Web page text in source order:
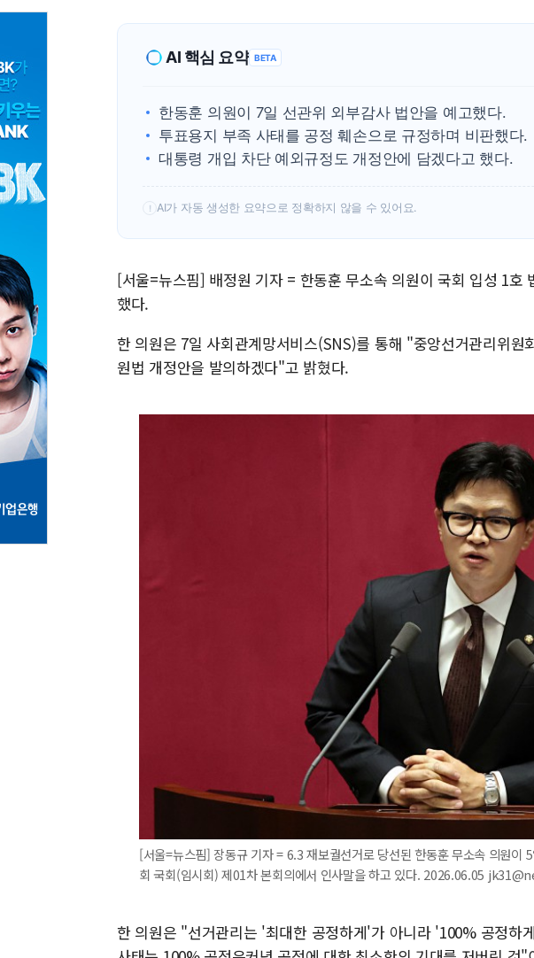
AI 핵심 요약 BETA
한동훈 의원이 7일 선관위 외부감사 법안을 예고했다.
투표용지 부족 사태를 공정 훼손으로 규정하며 비판했다.
대통령 개입 차단 예외규정도 개정안에 담겠다고 했다.
! AI가 자동 생성한 요약으로 정확하지 않을 수 있어요.
[서울=뉴스핌] 배정원 기자 = 한동훈 무소속 의원이 국회 입성 1호
했다.
한 의원은 7일 사회관계망서비스(SNS)를 통해 "중앙선거관리위원
원법 개정안을 발의하겠다"고 밝혔다.
[서울=뉴스핌] 장동규 기자 = 6.3 재보궐선거로 당선된 한동훈 무소속 의원이
회 국회(임시회) 제01차 본회의에서 인사말을 하고 있다. 2026.06.05
한 의원은 "선거관리는 '최대한 공정하게'가 아니라 '100% 공정하